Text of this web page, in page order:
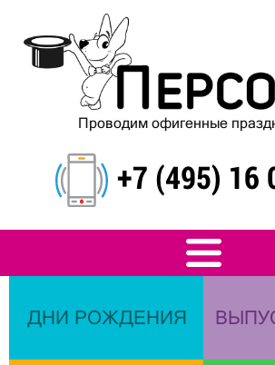
Проводим офигенные
+7 (495) 16
ДНИ РОЖДЕНИЯ